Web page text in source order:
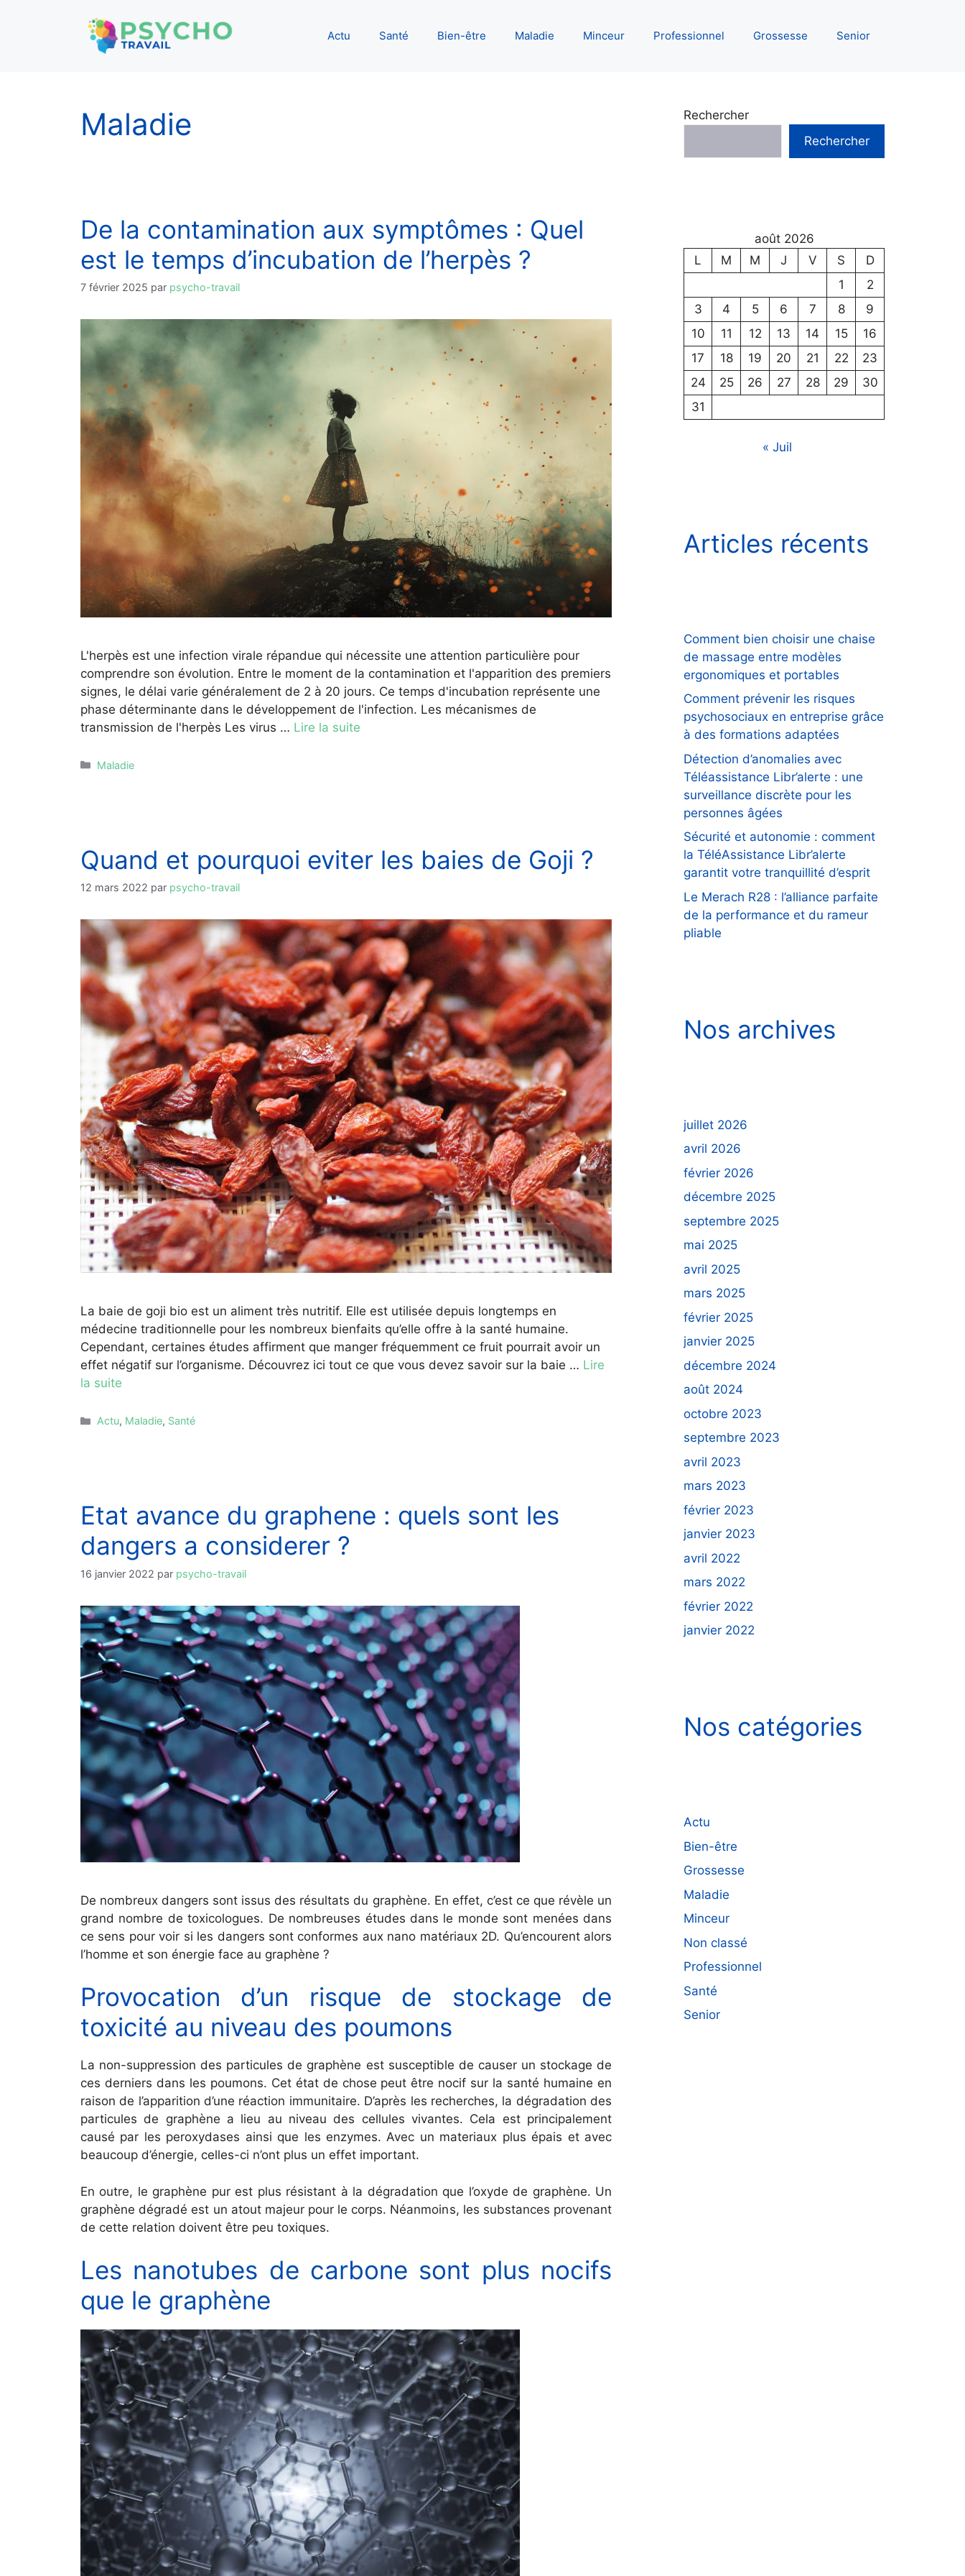
Actu Santé Bien-être Maladie Minceur Professionnel Grossesse Senior
Maladie
De la contamination aux symptômes : Quel
est le temps d’incubation de l’herpès ?
7 février 2025 par psycho-travail
L'herpès est une infection virale répandue qui nécessite une attention particulière pour
comprendre son évolution. Entre le moment de la contamination et l'apparition des premiers
signes, le délai varie généralement de 2 à 20 jours. Ce temps d'incubation représente une
phase déterminante dans le développement de l'infection. Les mécanismes de
transmission de l'herpès Les virus … Lire la suite
Catégories
Maladie
Quand et pourquoi eviter les baies de Goji ?
12 mars 2022 par psycho-travail
La baie de goji bio est un aliment très nutritif. Elle est utilisée depuis longtemps en
médecine traditionnelle pour les nombreux bienfaits qu’elle offre à la santé humaine.
Cependant, certaines études affirment que manger fréquemment ce fruit pourrait avoir un
effet négatif sur l’organisme. Découvrez ici tout ce que vous devez savoir sur la baie … Lire
la suite
Catégories
Actu, Maladie, Santé
Etat avance du graphene : quels sont les
dangers a considerer ?
16 janvier 2022 par psycho-travail
De nombreux dangers sont issus des résultats du graphène. En effet, c’est ce que révèle un
grand nombre de toxicologues. De nombreuses études dans le monde sont menées dans
ce sens pour voir si les dangers sont conformes aux nano matériaux 2D. Qu’encourent alors
l’homme et son énergie face au graphène ?
Provocation d’un risque de stockage de
toxicité au niveau des poumons
La non-suppression des particules de graphène est susceptible de causer un stockage de
ces derniers dans les poumons. Cet état de chose peut être nocif sur la santé humaine en
raison de l’apparition d’une réaction immunitaire. D’après les recherches, la dégradation des
particules de graphène a lieu au niveau des cellules vivantes. Cela est principalement
causé par les peroxydases ainsi que les enzymes. Avec un materiaux plus épais et avec
beaucoup d’énergie, celles-ci n’ont plus un effet important.
En outre, le graphène pur est plus résistant à la dégradation que l’oxyde de graphène. Un
graphène dégradé est un atout majeur pour le corps. Néanmoins, les substances provenant
de cette relation doivent être peu toxiques.
Les nanotubes de carbone sont plus nocifs
que le graphène
Rechercher
Rechercher
août 2026
L
M M J V S
D
1
2
3
4 5 6 7 8
9
10
11 12 13 14 15
16
17
18 19 20 21 22
23
24
25 26 27 28 29
30
31
« Juil
Articles récents
Comment bien choisir une chaise
de massage entre modèles
ergonomiques et portables
Comment prévenir les risques
psychosociaux en entreprise grâce
à des formations adaptées
Détection d’anomalies avec
Téléassistance Libr’alerte : une
surveillance discrète pour les
personnes âgées
Sécurité et autonomie : comment
la TéléAssistance Libr’alerte
garantit votre tranquillité d’esprit
Le Merach R28 : l’alliance parfaite
de la performance et du rameur
pliable
Nos archives
juillet 2026
avril 2026
février 2026
décembre 2025
septembre 2025
mai 2025
avril 2025
mars 2025
février 2025
janvier 2025
décembre 2024
août 2024
octobre 2023
septembre 2023
avril 2023
mars 2023
février 2023
janvier 2023
avril 2022
mars 2022
février 2022
janvier 2022
Nos catégories
Actu
Bien-être
Grossesse
Maladie
Minceur
Non classé
Professionnel
Santé
Senior